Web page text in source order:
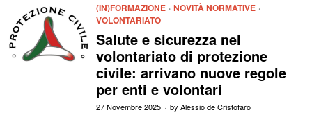
(IN)FORMAZIONE · NOVITÀ NORMATIVE ·
VOLONTARIATO
Salute e sicurezza nel
volontariato di protezione
civile: arrivano nuove regole
per enti e volontari
27 Novembre 2025 byAlessio de Cristofaro